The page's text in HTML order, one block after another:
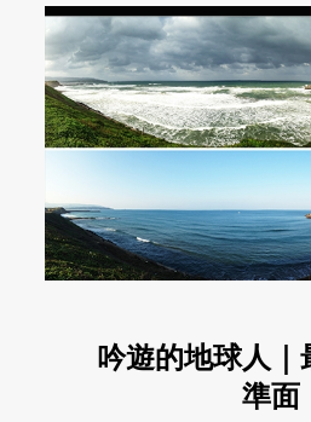
吟遊的地球人｜
準面